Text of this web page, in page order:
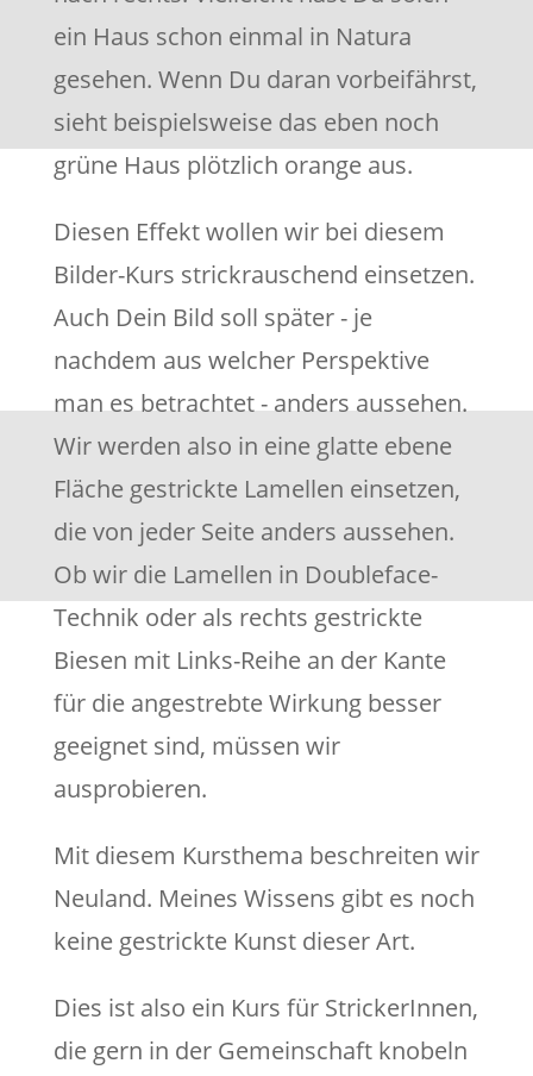
ein Haus schon einmal in Natura
gesehen. Wenn Du daran vorbeifährst,
sieht beispielsweise das eben noch
grüne Haus plötzlich orange aus.
Diesen Effekt wollen wir bei diesem
Bilder-Kurs strickrauschend einsetzen.
Auch Dein Bild soll später - je
nachdem aus welcher Perspektive
man es betrachtet - anders aussehen.
Wir werden also in eine glatte ebene
Fläche gestrickte Lamellen einsetzen,
die von jeder Seite anders aussehen.
Ob wir die Lamellen in Doubleface-
Technik oder als rechts gestrickte
Biesen mit Links-Reihe an der Kante
für die angestrebte Wirkung besser
geeignet sind, müssen wir
ausprobieren.
Mit diesem Kursthema beschreiten wir
Neuland. Meines Wissens gibt es noch
keine gestrickte Kunst dieser Art.
Dies ist also ein Kurs für StrickerInnen,
die gern in der Gemeinschaft knobeln